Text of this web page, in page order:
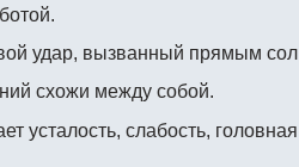
удар, вызванный прямым
схожи между собой.
усталость, слабость,